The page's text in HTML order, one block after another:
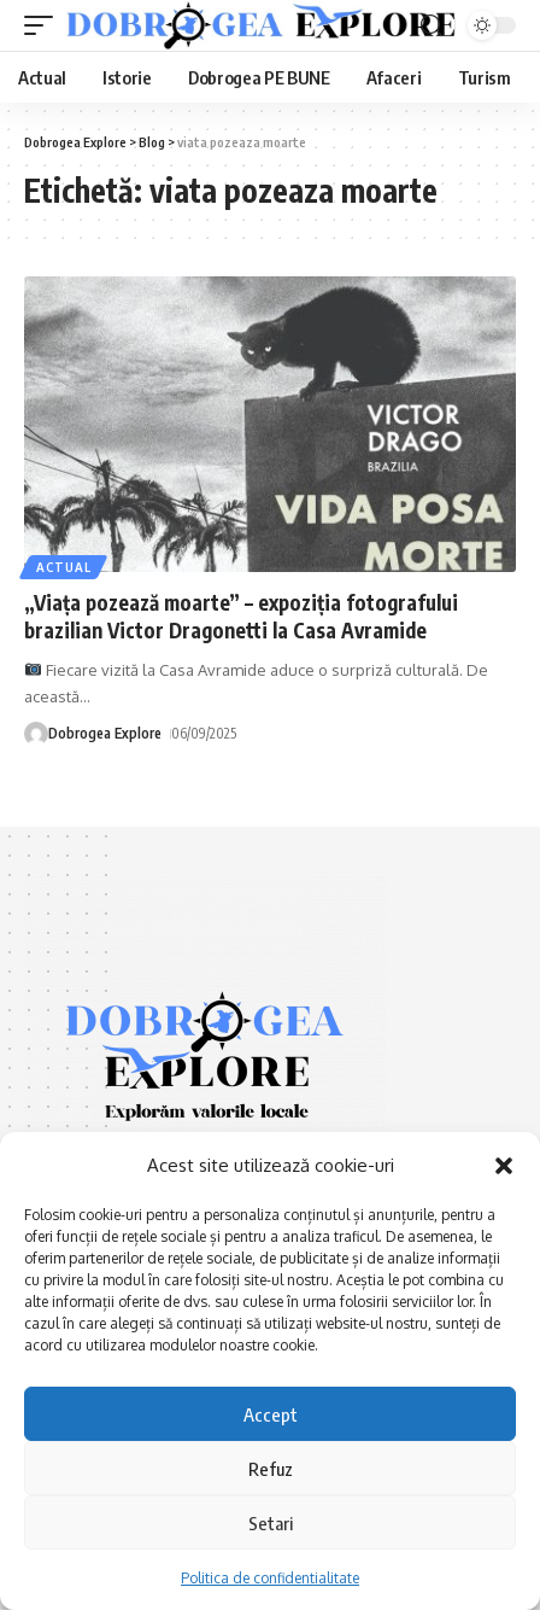
Acest site utilizează cookie-uri
Folosim cookie-uri pentru a personaliza conținutul și anunțurile, pentru a
oferi funcții de rețele sociale și pentru a analiza traficul. De asemenea, le
oferim partenerilor de rețele sociale, de publicitate și de analize informații
cu privire la modul în care folosiți site-ul nostru. Aceștia le pot combina cu
alte informații oferite de dvs. sau culese în urma folosirii serviciilor lor. În
cazul în care alegeți să continuați să utilizați website-ul nostru, sunteți de
acord cu utilizarea modulelor noastre cookie.
Accept
Refuz
Setari
Politica de confidentialitate
Actual Istorie Dobrogea PE BUNE Afaceri Turism
Dobrogea Explore >Blog >viata pozeaza moarte
Etichetă: viata pozeaza moarte
ACTUAL
„Viața pozează moarte” – expoziția fotografului
brazilian Victor Dragonetti la Casa Avramide
Fiecare vizită la Casa Avramide aduce o surpriză culturală. De
această…
Dobrogea Explore 06/09/2025
E xplorăm Dobrogea,
Explorăm valorile locale:
Deltă, Litoral, cele mai mari
biserici și mănăstiri, cele mai
FRUMOASE POVEȘTI.
Afaceri și meșteșuguri
Actualitate